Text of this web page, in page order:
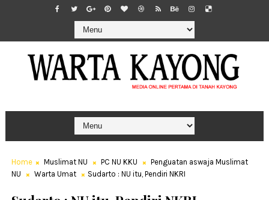
Home Muslimat NU PC NU KKU
Penguatan aswaja Muslimat
NU
Warta Umat Sudarto : NU itu, Pendiri NKRI